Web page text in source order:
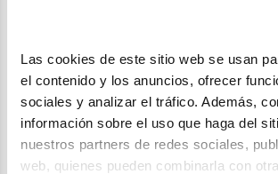
Las cookies de este sitio web se usan
el contenido y los anuncios, ofrecer
sociales y analizar el tráfico. Además,
información sobre el uso que haga del
nuestros partners de redes sociales,
web, quienes pueden combinarla con